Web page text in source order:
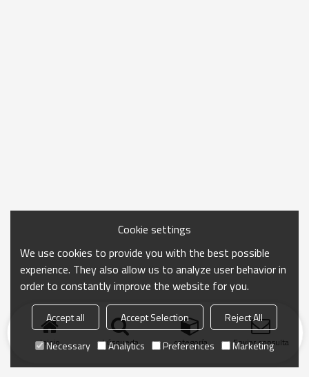
Inicio búsqueda categoría Enviar consulta
Cookie settings
We use cookies to provide you with the best possible
experience. They also allow us to analyze user behavior in
order to constantly improve the website for you.
Accept all Accept Selection
Reject All
Necessary
Analytics Preferences Marketing